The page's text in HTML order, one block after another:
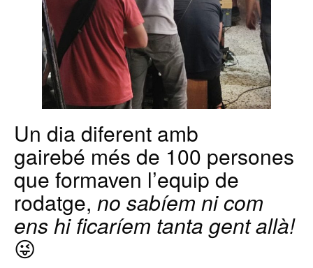
Un dia diferent amb
gairebé més de 100 persones
que formaven l’equip de
rodatge, no sabíem ni com
ens hi ficaríem tanta gent allà!
😜